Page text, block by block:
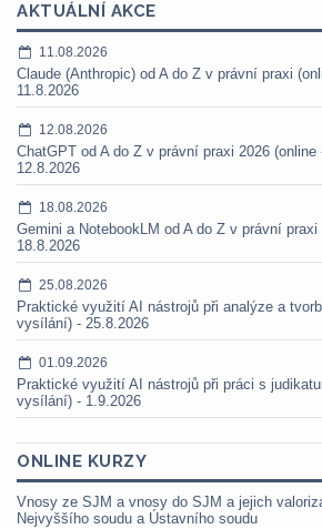
AKTUÁLNÍ AKCE
11.08.2026
Claude (Anthropic) od A do Z v právní praxi
11.8.2026
12.08.2026
ChatGPT od A do Z v právní praxi 2026
12.8.2026
18.08.2026
Gemini a NotebookLM od A do Z v právní
18.8.2026
25.08.2026
Praktické využití AI nástrojů při analýze a
vysílání) - 25.8.2026
01.09.2026
Praktické využití AI nástrojů při práci s
vysílání) - 1.9.2026
ONLINE KURZY
Vnosy ze SJM a vnosy do SJM a jejich
Nejvyššího soudu a Ústavního soudu